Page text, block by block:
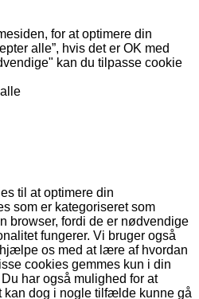
for at optimere din
alle”, hvis det er OK med
kan du tilpasse cookie
til at optimere din
som er kategoriseret som
browser, fordi de er nødvendige
fungerer. Vi bruger også
os med at lære af hvordan
cookies gemmes kun i din
har også mulighed for at
kan dog i nogle tilfælde kunne gå